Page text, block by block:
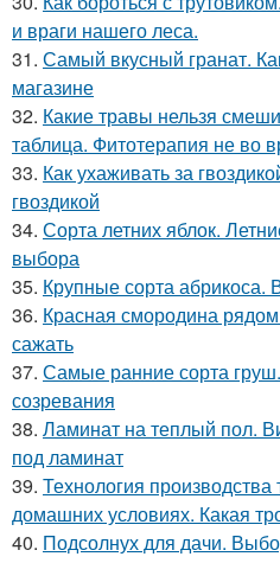
и враги нашего леса.
31. Самый вкусный гранат.
магазине
32. Какие травы нельзя
таблица. Фитотерапия не во
33. Как ухаживать за
гвоздикой
34. Сорта летних яблок.
выбора
35. Крупные сорта абрикоса.
36. Красная смородина
сажать
37. Самые ранние сорта
созревания
38. Ламинат на теплый пол.
под ламинат
39. Технология производства
домашних условиях. Какая
40. Подсолнух для дачи.